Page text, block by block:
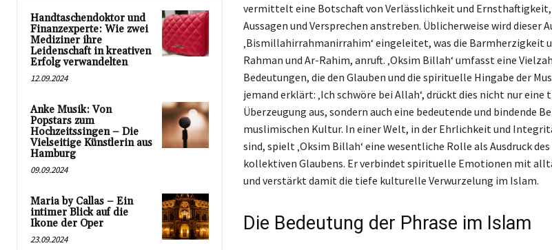
Handtaschendoktor und
Finanzexperte: Wie zwei
Mediziner ihre
Leidenschaft in kreativen
Erfolg verwandelten
12.09.2024
Anke Musik: Von
Popstars zum
Hochzeitssingen – Die
Vielseitige Künstlerin aus
Hamburg
09.09.2024
Maria by Callas – Ein
intimer Blick auf die
Ikone der Oper
23.09.2024
vermittelt eine Botschaft von Verlässlichkeit und Ernsthaftigkeit,
Aussagen und Versprechen anstreben. Üblicherweise wird dieser
‚Bismillahirrahmanirrahim‘ eingeleitet, was die Barmherzigkeit
Rahman und Ar-Rahim, anruft. ‚Oksim Billah‘ umfasst eine
Bedeutungen, die den Glauben und die spirituelle Hingabe der
jemand erklärt: ‚Ich schwöre bei Allah‘, drückt dies nicht nur eine
Überzeugung aus, sondern auch eine bedeutende und bindende
muslimischen Kultur. In einer Welt, in der Ehrlichkeit und
sind, spielt ‚Oksim Billah‘ eine wesentliche Rolle als Ausdruck
kollektiven Glaubens. Er verbindet spirituelle Emotionen mit
und verstärkt damit die tiefe kulturelle Verwurzelung im Islam.
Die Bedeutung der Phrase im Islam